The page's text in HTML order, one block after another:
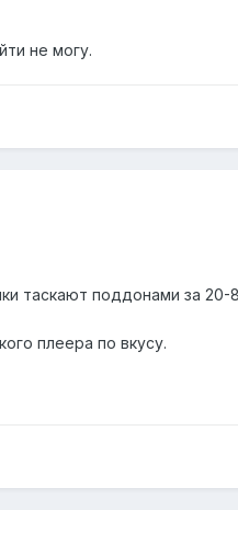
не могу.
таскают поддонами за 20-
плеера по вкусу.